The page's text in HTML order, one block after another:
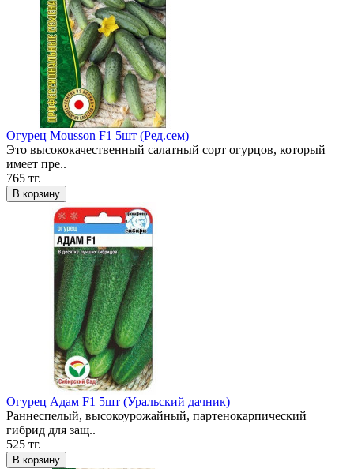
Огурец Mousson F1 5шт (Ред.сем)
Это высококачественный салатный сорт огурцов, который
имеет пре..
765 тг.
В корзину
Огурец Адам F1 5шт (Уральский дачник)
Раннеспелый, высокоурожайный, партенокарпический
гибрид для защ..
525 тг.
В корзину